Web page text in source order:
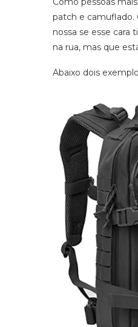
patch e camuflado.
nossa se esse cara
na rua, mas que
Abaixo dois